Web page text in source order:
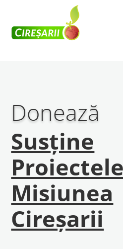
Donează
Susține
Misiunea
Cireșarii